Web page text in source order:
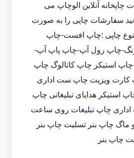
چاپخانه آنلاین الوچاپ می
سفارشات چاپی را به صورت
چاپی :چاپ افست-چاپ
چاپ کاتالوگ 5 رنگ-چاپ رول آپ-چاپ پاپ آپ-
استیکر چاپ کاتالوگ چاپ
کارت ویزیت چاپ ست اداری
استیکر هدایای تبلیغاتی چاپ
اداری چاپ تبلیغات روی ساعت
ماگ چاپ بنر تسلیت چاپ بنر
چاپ بنر